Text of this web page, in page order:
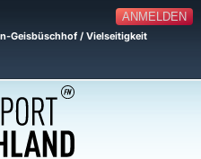
ANMELDEN
Geisbüschhof / Vielseitigkeit